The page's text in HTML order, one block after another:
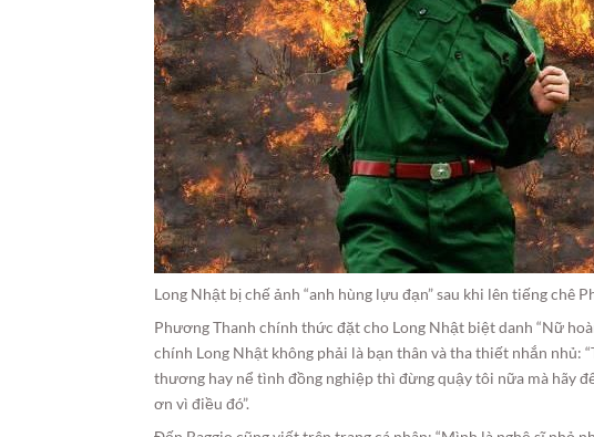
Long Nhật bị chế ảnh “anh hùng lựu đạn” sau khi lên tiếng chê
Phương Thanh chính thức đặt cho Long Nhật biệt danh “Nữ
chính Long Nhật không phải là bạn thân và tha thiết nhắn nhủ:
thương hay nể tình đồng nghiệp thì đừng quậy tôi nữa mà hãy
ơn vì điều đó”.